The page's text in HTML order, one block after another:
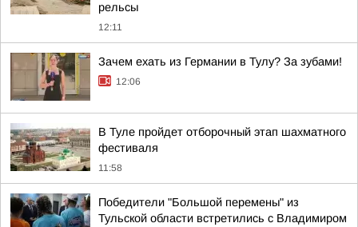
рельсы
12:11
Зачем ехать из Германии в Тулу? За зубами!
12:06
В Туле пройдет отборочный этап шахматного
фестиваля
11:58
Победители "Большой перемены" из
Тульской области встретились с Владимиром